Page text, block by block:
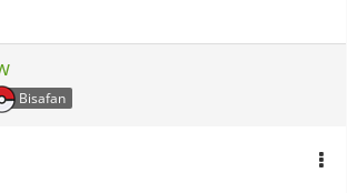
Bisafan